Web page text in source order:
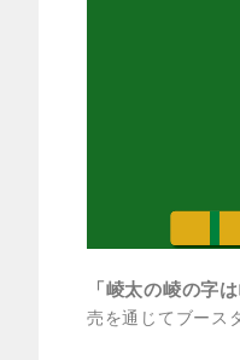
「崚太の崚の字
売を通じてブース